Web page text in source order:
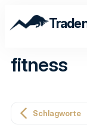
fitness
Schlagworte